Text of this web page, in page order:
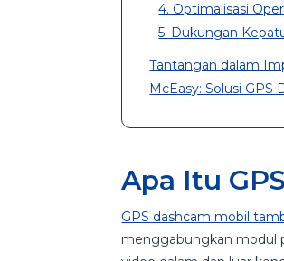
4. Optimalisasi
5. Dukungan
Tantangan dalam
McEasy: Solusi GPS
Apa Itu
GPS dashcam mobil
menggabungkan modul